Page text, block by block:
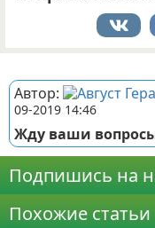
Автор:
09-2019 14:46
Жду ваши
Подпишись на
Похожие статьи